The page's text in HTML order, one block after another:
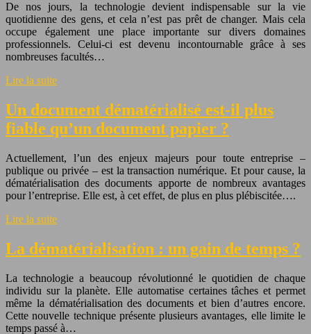
De nos jours, la technologie devient indispensable sur la vie
quotidienne des gens, et cela n’est pas prêt de changer. Mais cela
occupe également une place importante sur divers domaines
professionnels. Celui-ci est devenu incontournable grâce à ses
nombreuses facultés…
Lire la suite
Un document dématérialisé est-il plus
fiable qu’un document papier ?
Actuellement, l’un des enjeux majeurs pour toute entreprise –
publique ou privée – est la transaction numérique. Et pour cause, la
dématérialisation des documents apporte de nombreux avantages
pour l’entreprise. Elle est, à cet effet, de plus en plus plébiscitée….
Lire la suite
La dématérialisation : un gain de temps ?
La technologie a beaucoup révolutionné le quotidien de chaque
individu sur la planète. Elle automatise certaines tâches et permet
même la dématérialisation des documents et bien d’autres encore.
Cette nouvelle technique présente plusieurs avantages, elle limite le
temps passé à…